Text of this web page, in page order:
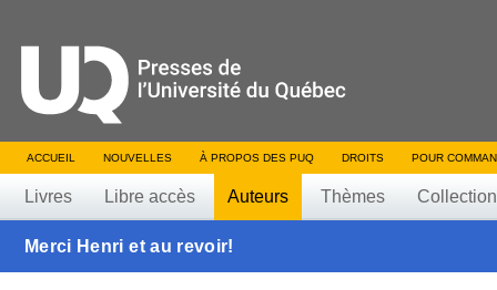
ACCUEIL NOUVELLES À PROPOS DES PUQ DROITS POUR
Livres Libre accès Auteurs Thèmes
Merci Henri et au revoir!